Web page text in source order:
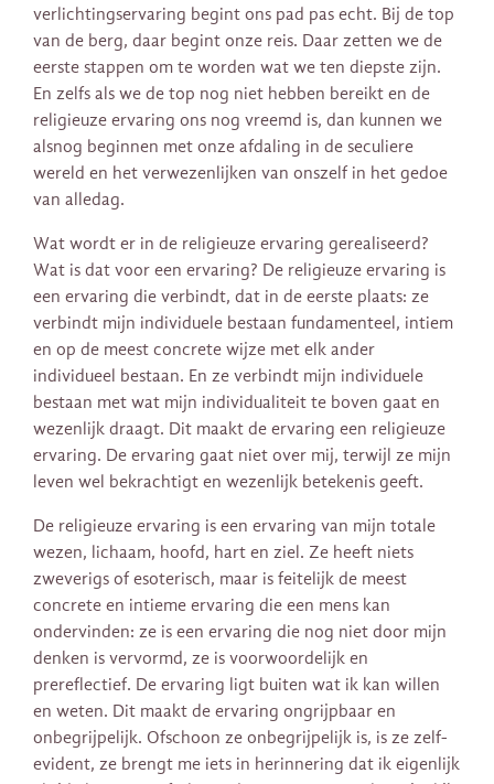
verlichtingservaring begint ons pad pas echt. Bij de top
van de berg, daar begint onze reis. Daar zetten we de
eerste stappen om te worden wat we ten diepste zijn.
En zelfs als we de top nog niet hebben bereikt en de
religieuze ervaring ons nog vreemd is, dan kunnen we
alsnog beginnen met onze afdaling in de seculiere
wereld en het verwezenlijken van onszelf in het gedoe
van alledag.
Wat wordt er in de religieuze ervaring gerealiseerd?
Wat is dat voor een ervaring? De religieuze ervaring is
een ervaring die verbindt, dat in de eerste plaats: ze
verbindt mijn individuele bestaan fundamenteel, intiem
en op de meest concrete wijze met elk ander
individueel bestaan. En ze verbindt mijn individuele
bestaan met wat mijn individualiteit te boven gaat en
wezenlijk draagt. Dit maakt de ervaring een religieuze
ervaring. De ervaring gaat niet over mij, terwijl ze mijn
leven wel bekrachtigt en wezenlijk betekenis geeft.
De religieuze ervaring is een ervaring van mijn totale
wezen, lichaam, hoofd, hart en ziel. Ze heeft niets
zweverigs of esoterisch, maar is feitelijk de meest
concrete en intieme ervaring die een mens kan
ondervinden: ze is een ervaring die nog niet door mijn
denken is vervormd, ze is voorwoordelijk en
prereflectief. De ervaring ligt buiten wat ik kan willen
en weten. Dit maakt de ervaring ongrijpbaar en
onbegrijpelijk. Ofschoon ze onbegrijpelijk is, is ze zelf-
evident, ze brengt me iets in herinnering dat ik eigenlijk